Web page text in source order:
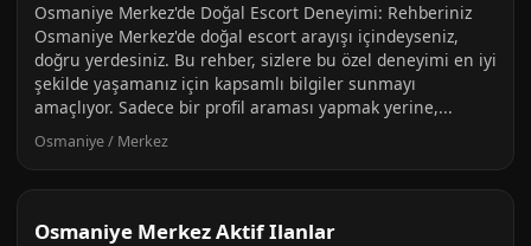
Osmaniye Merkez'de Doğal Escort Deneyimi: Rehberiniz
Osmaniye Merkez'de doğal escort arayışı içindeyseniz,
doğru yerdesiniz. Bu rehber, sizlere bu özel deneyimi en iyi
şekilde yaşamanız için kapsamlı bilgiler sunmayı
amaçlıyor. Sadece bir profil araması yapmak yerine,...
Osmaniye / Merkez
Osmaniye Merkez Aktif Ilanlar